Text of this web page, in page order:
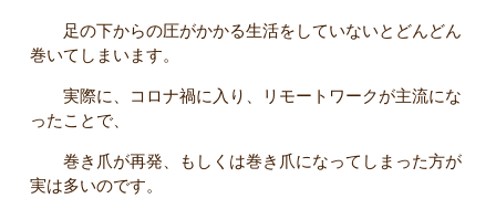
足の下からの圧がかかる生活をしていないとどんどん
巻いてしまいます。
実際に、コロナ禍に入り、リモートワークが主流にな
ったことで、
巻き爪が再発、もしくは巻き爪になってしまった方が
実は多いのです。